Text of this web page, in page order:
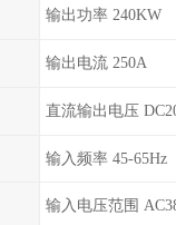
输出功率 240KW
输出电流 250A
直流输出电压
输入频率 45-65Hz
输入电压范围